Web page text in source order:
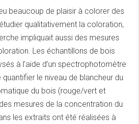
beaucoup de plaisir à colorer des
qualitativement la coloration,
impliquait aussi des mesures
Les échantillons de bois
à l’aide d’un spectrophotomètre
le niveau de blancheur du
du bois (rouge/vert et
mesures de la concentration du
les extraits ont été réalisées à